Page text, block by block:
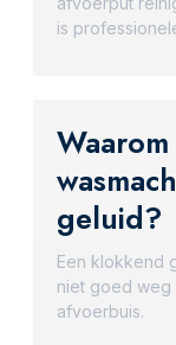
is
geluid?
Een klokkend
niet goed
afvoerbuis.